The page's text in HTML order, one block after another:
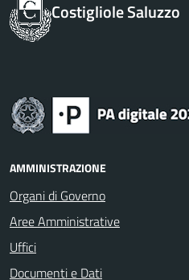
Costigliole Saluzzo
AMMINISTRAZIONE
Organi di Governo
Aree Amministrative
Uffici
Documenti e Dati